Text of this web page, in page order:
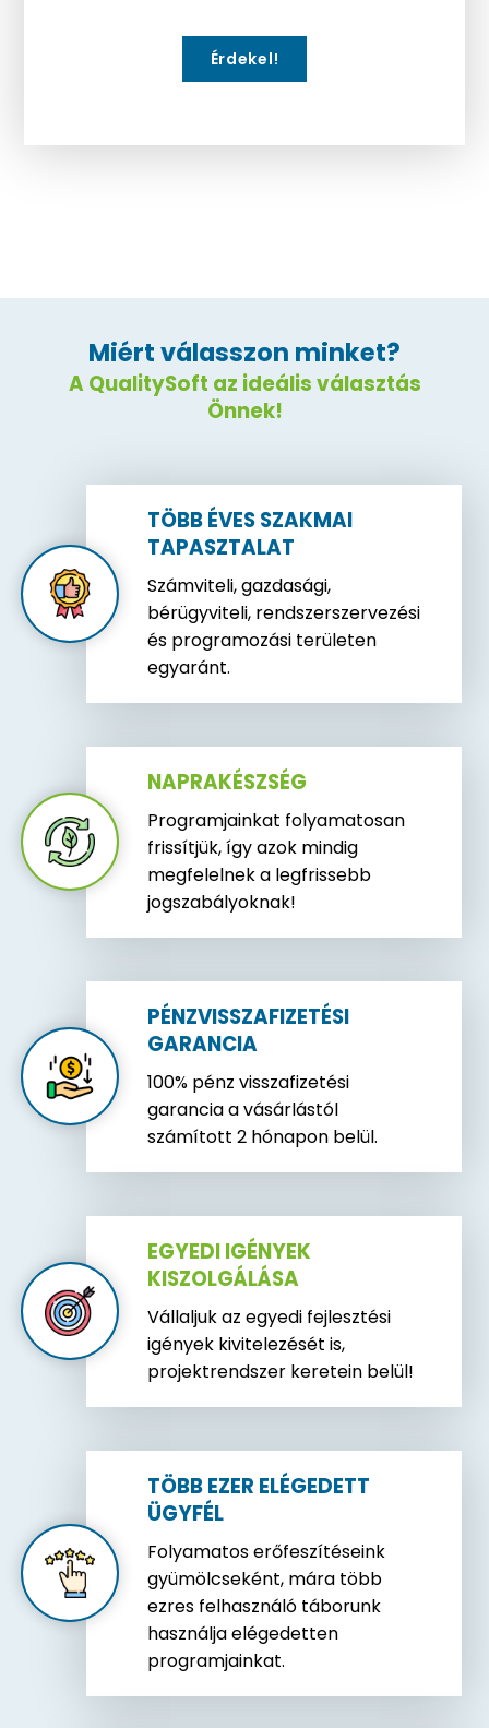
Érdekel!
Miért válasszon minket?
A QualitySoft az ideális választás
Önnek!
TÖBB ÉVES SZAKMAI
TAPASZTALAT
Számviteli, gazdasági,
bérügyviteli, rendszerszervezési
és programozási területen
egyaránt.
NAPRAKÉSZSÉG
Programjainkat folyamatosan
frissítjük, így azok mindig
megfelelnek a legfrissebb
jogszabályoknak!
PÉNZVISSZAFIZETÉSI
GARANCIA
100% pénz visszafizetési
garancia a vásárlástól
számított 2 hónapon belül.
EGYEDI IGÉNYEK
KISZOLGÁLÁSA
Vállaljuk az egyedi fejlesztési
igények kivitelezését is,
projektrendszer keretein belül!
TÖBB EZER ELÉGEDETT
ÜGYFÉL
Folyamatos erőfeszítéseink
gyümölcseként, mára több
ezres felhasználó táborunk
használja elégedetten
programjainkat.